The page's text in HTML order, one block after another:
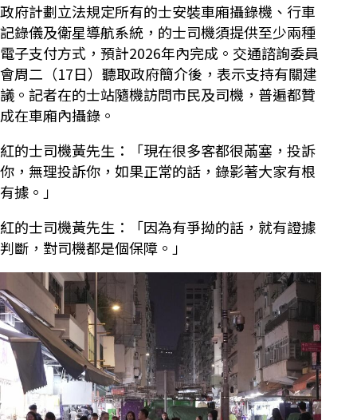
政府計劃立法規定所有的士安裝車廂攝錄機、行車
記錄儀及衛星導航系統，的士司機須提供至少兩種
電子支付方式，預計2026年內完成。交通諮詢委員
會周二（17日）聽取政府簡介後，表示支持有關建
議。記者在的士站隨機訪問市民及司機，普遍都贊
成在車廂內攝錄。
紅的士司機黃先生：「現在很多客都很㒼塞，投訴
你，無理投訴你，如果正常的話，錄影著大家有根
有據。」
紅的士司機黃先生：「因為有爭拗的話，就有證據
判斷，對司機都是個保障。」